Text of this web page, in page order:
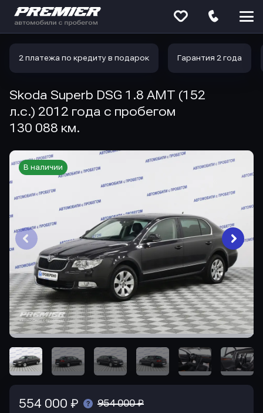
2 платежа по кредиту в подарок Гарантия 2 года
Skoda Superb DSG 1.8 AMT (152
л.с.) 2012 года с пробегом
130 088 км.
В наличии
554 000 ₽ 954 000 ₽